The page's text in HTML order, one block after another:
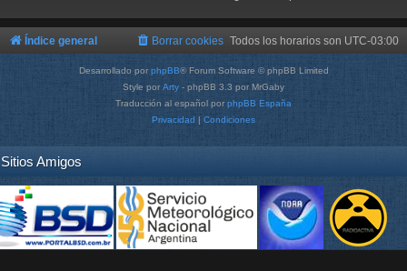
Índice general Todos los horarios son UTC-03:00
Borrar cookies
Desarrollado por phpBB® Forum Software © phpBB Limited
Style por Arty - phpBB 3.3 por MrGaby
Traducción al español por phpBB España
Privacidad | Condiciones
Sitios Amigos